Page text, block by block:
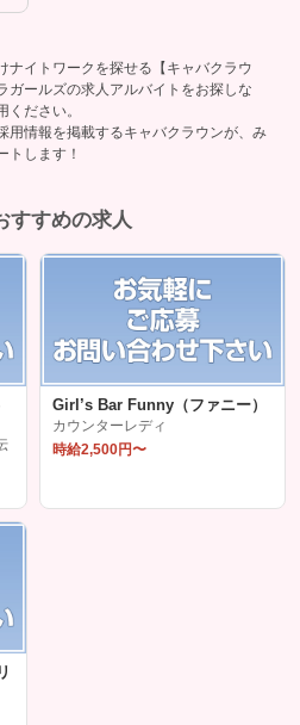
ナイトワークを探せる【キャバクラウ
ガールズの求人アルバイトをお探しな
ください。
用情報を掲載するキャバクラウンが、み
トします！
すすめの求人
Girl’s Bar Funny（ファニー）
カウンターレディ
時給2,500円〜